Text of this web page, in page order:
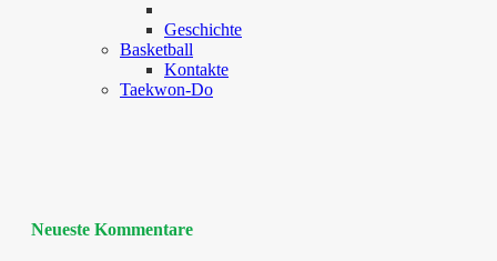
Geschichte
Basketball
Kontakte
Taekwon-Do
Neueste Kommentare